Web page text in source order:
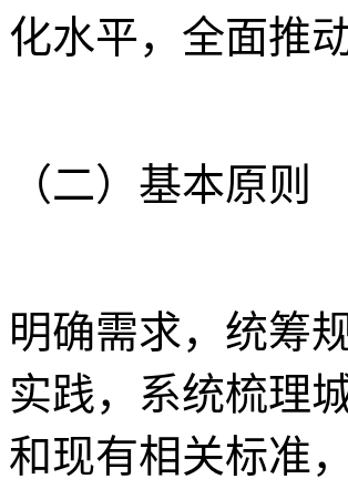
化水平，全面推
（二）基本原则
明确需求，统筹
实践，系统梳理
和现有相关标准